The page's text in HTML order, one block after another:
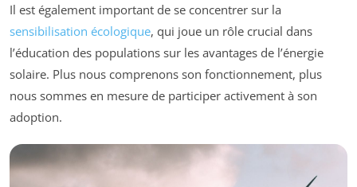
Il est également important de se concentrer sur la
sensibilisation écologique, qui joue un rôle crucial dans
l’éducation des populations sur les avantages de l’énergie
solaire. Plus nous comprenons son fonctionnement, plus
nous sommes en mesure de participer activement à son
adoption.